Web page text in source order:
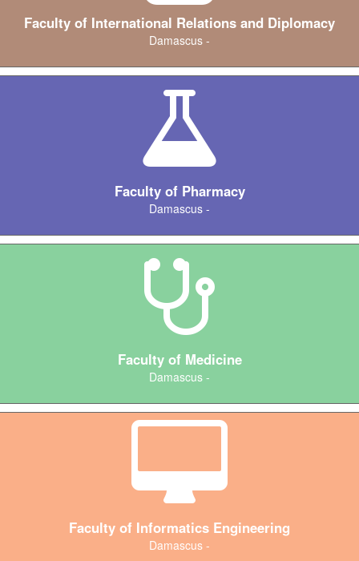
Faculty of International Relations and Diplomacy
Damascus -
Faculty of Pharmacy
Damascus -
Faculty of Medicine
Damascus -
Faculty of Informatics Engineering
Damascus -